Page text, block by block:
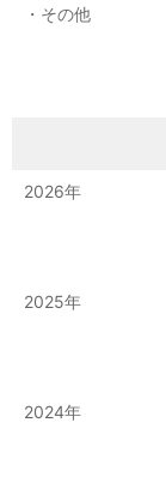
その他
2026
2025
2024